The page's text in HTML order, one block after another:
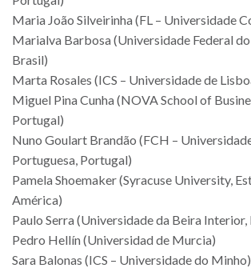
Maria João Silveirinha (FL – Universidade
Marialva Barbosa (Universidade Federal
Brasil)
Marta Rosales (ICS – Universidade de
Miguel Pina Cunha (NOVA School of
Portugal)
Nuno Goulart Brandão (FCH –
Portuguesa, Portugal)
Pamela Shoemaker (Syracuse University,
América)
Paulo Serra (Universidade da Beira
Pedro Hellín (Universidad de Murcia)
Sara Balonas (ICS – Universidade do Minho)